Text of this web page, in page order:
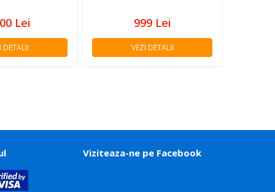
Lei
DETALII
999 Lei
VEZI DETALII
Viziteaza-ne pe Facebook